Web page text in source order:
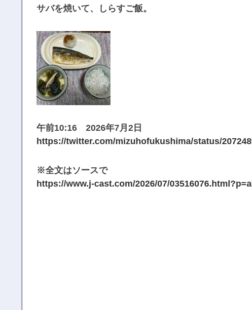
サバを焼いて、しらすご飯。
午前10:16 2026年7月2日
https://twitter.com/mizuhofukushima/status/
※全文はソースで
https://www.j-cast.com/2026/07/03516076.html?p=all